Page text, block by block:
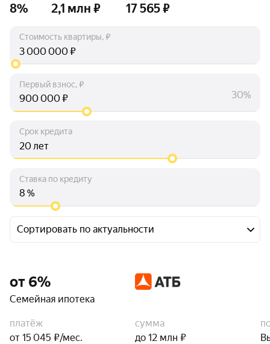
8% 2,1 млн ₽ 17 565 ₽
Стоимость квартиры, ₽
₽
Первый взнос, ₽
₽ 30%
Срок кредита
лет
Ставка по кредиту
%
Сортировать по актуальности
от 6%
Семейная ипотека
платёж
от 15 045 ₽/мес.
сумма
до 12 млн ₽